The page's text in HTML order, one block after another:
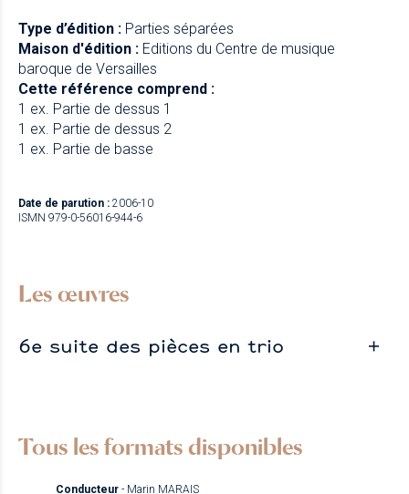
Type d’édition : Parties séparées
Maison d'édition : Editions du Centre de musique
baroque de Versailles
Cette référence comprend :
1 ex. Partie de dessus 1
1 ex. Partie de dessus 2
1 ex. Partie de basse
Date de parution : 2006-10
ISMN 979-0-56016-944-6
Les œuvres
6e suite des pièces en trio
Tous les formats disponibles
Conducteur - Marin MARAIS